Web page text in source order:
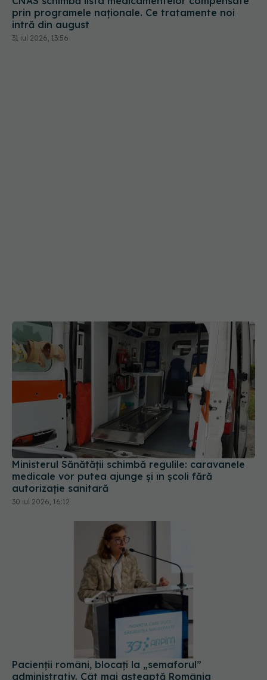
31 iul 2026, 13:56
Ministerul Sănătății schimbă regulile: caravanele
medicale vor putea ajunge și în școli fără
autorizație sanitară
30 iul 2026, 16:12
Pacienții români, blocați la „semaforul”
administrativ. Cât mai așteaptă România
tratamentele inovatoare deja aprobate în
Europa
05 aug 2026, 12:33